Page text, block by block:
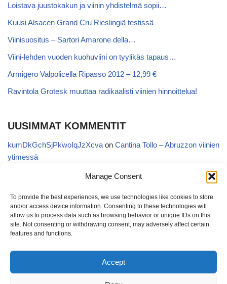
Manage Consent
To provide the best experiences, we use technologies like cookies to store
and/or access device information. Consenting to these technologies will
allow us to process data such as browsing behavior or unique IDs on this
site. Not consenting or withdrawing consent, may adversely affect certain
features and functions.
Accept
Loistava juustokakun ja viinin yhdistelmä sopii…
Kuusi Alsacen Grand Cru Rieslingiä testissä
Viinisuositus – Sartori Amarone della…
Viini-lehden vuoden kuohuviini on tyylikäs tapaus…
Armigero Valpolicella Ripasso 2012 – 12,99 €
Ravintola Grotesk muuttaa radikaalisti viinien hinnoittelua!
UUSIMMAT KOMMENTIT
kumDkGchSjPkwoIqJzXcva on Cantina Tollo – Abruzzon viinien
ytimessä
UAHqBwITYBCvycGOLNMcob onCantina Tollo – Abruzzon
EgVGGttRTxKfbqUaWNglbonCantina Tollo – Abruzzon viinien
ytimessä
AnonymousonKyläviini Riojasta – Ortega Ezquerro Vino de
Kyläviini Riojasta – Ortega Ezquerro Vino de
Tudelilla Crianza 2018 (Alko 14,88 €)